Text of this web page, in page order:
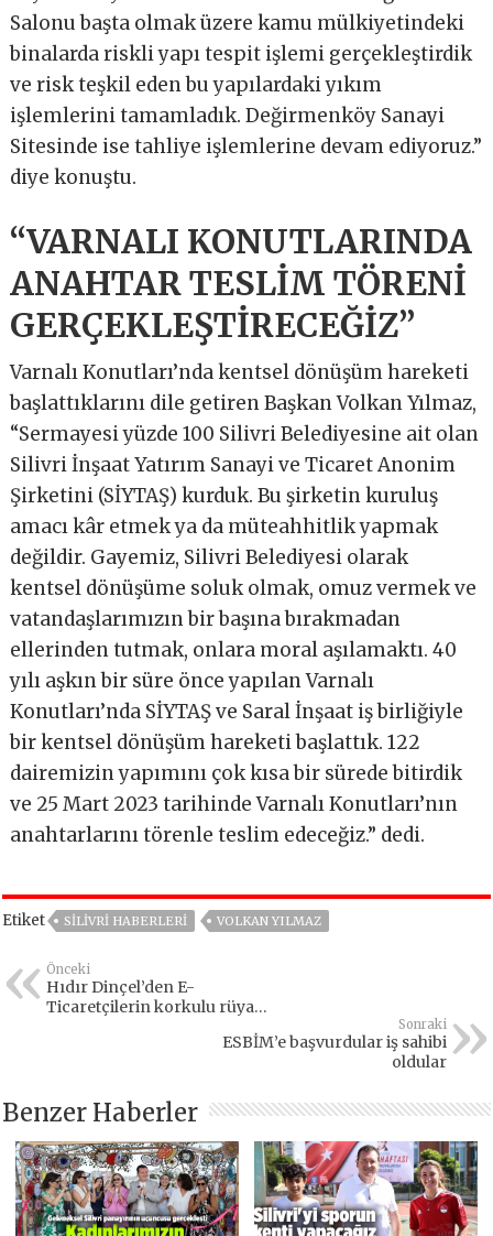
Salonu başta olmak üzere kamu mülkiyetindeki
binalarda riskli yapı tespit işlemi gerçekleştirdik
ve risk teşkil eden bu yapılardaki yıkım
işlemlerini tamamladık. Değirmenköy Sanayi
Sitesinde ise tahliye işlemlerine devam ediyoruz.”
diye konuştu.
“VARNALI KONUTLARINDA
ANAHTAR TESLİM TÖRENİ
GERÇEKLEŞTİRECEĞİZ”
Varnalı Konutları’nda kentsel dönüşüm hareketi
başlattıklarını dile getiren Başkan Volkan Yılmaz,
“Sermayesi yüzde 100 Silivri Belediyesine ait olan
Silivri İnşaat Yatırım Sanayi ve Ticaret Anonim
Şirketini (SİYTAŞ) kurduk. Bu şirketin kuruluş
amacı kâr etmek ya da müteahhitlik yapmak
değildir. Gayemiz, Silivri Belediyesi olarak
kentsel dönüşüme soluk olmak, omuz vermek ve
vatandaşlarımızın bir başına bırakmadan
ellerinden tutmak, onlara moral aşılamaktı. 40
yılı aşkın bir süre önce yapılan Varnalı
Konutları’nda SİYTAŞ ve Saral İnşaat iş birliğiyle
bir kentsel dönüşüm hareketi başlattık. 122
dairemizin yapımını çok kısa bir sürede bitirdik
ve 25 Mart 2023 tarihinde Varnalı Konutları’nın
anahtarlarını törenle teslim edeceğiz.” dedi.
Etiket SILIVRI HABERLERI VOLKAN YILMAZ
Önceki
Hıdır Dinçel’den E-
Ticaretçilerin korkulu rüyası
Sonraki
ESBİM’e başvurdular iş sahibi
oldular
Benzer Haberler